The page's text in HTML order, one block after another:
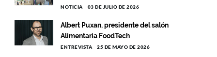
NOTICIA 03 DE JULIO DE 2026
Albert Puxan, presidente del salón
Alimentaria FoodTech
ENTREVISTA 25 DE MAYO DE 2026